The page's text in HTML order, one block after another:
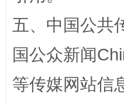
一纸欠条伤亲情 巡回
五、中国公共
国公众新闻
等传媒网站信